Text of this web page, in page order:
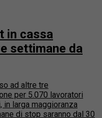
in cassa
settimane da
ad altre tre
per 5.070 lavoratori
in larga maggioranza
di stop saranno dal 30